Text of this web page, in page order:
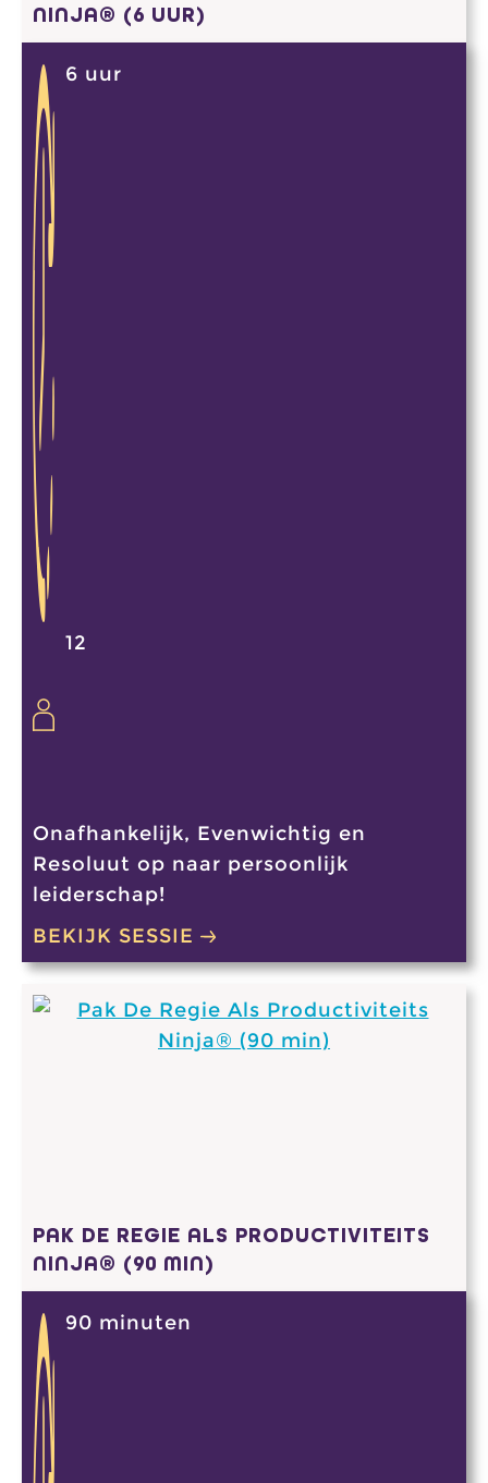
NINJA® (6 UUR)
6 uur
12
Onafhankelijk, Evenwichtig en
Resoluut op naar persoonlijk
leiderschap!
BEKIJK SESSIE
PAK DE REGIE ALS PRODUCTIVITEITS
NINJA® (90 MIN)
90 minuten